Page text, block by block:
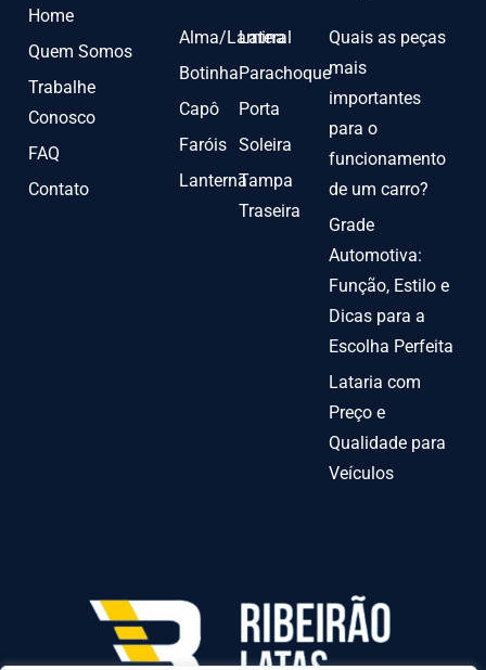
Home
Quem Somos
Trabalhe
Conosco
FAQ
Contato
Alma/Lamina
Botinha
Capô
Faróis
Lanterna
Lateral
Parachoque
Porta
Soleira
Tampa
Traseira
Quais as peças
mais
importantes
para o
funcionamento
de um carro?
Grade
Automotiva:
Função, Estilo e
Dicas para a
Escolha Perfeita
Lataria com
Preço e
Qualidade para
Veículos